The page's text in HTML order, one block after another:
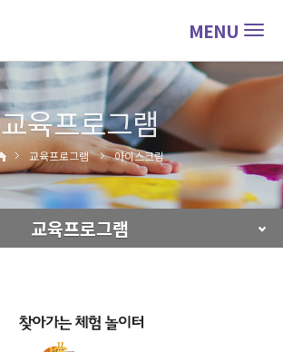
MENU
교육프로그램
교육프로그램 아이스크림
교육프로그램